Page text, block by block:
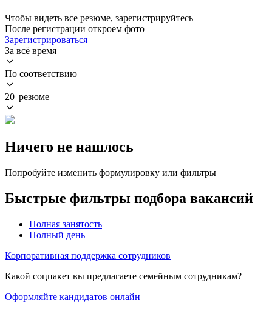
Чтобы видеть все резюме, зарегистрируйтесь
После регистрации откроем фото
Зарегистрироваться
За всё время
По соответствию
20 резюме
Ничего не нашлось
Попробуйте изменить формулировку или фильтры
Быстрые фильтры подбора вакансий
Полная занятость
Полный день
Корпоративная поддержка сотрудников
Какой соцпакет вы предлагаете семейным сотрудникам?
Оформляйте кандидатов онлайн